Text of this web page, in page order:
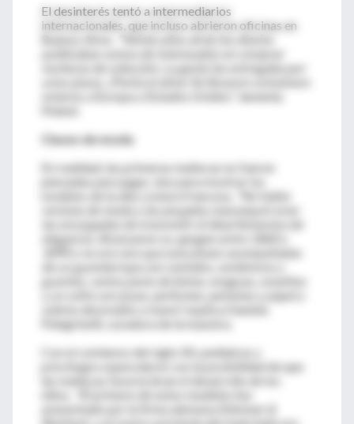
El desinterés tentó a intermediarios
internacionales, que incluso abrieron oficinas en
muñecas de colección. La gente las entregaba por
Clases de moda
En realidad, las primeras muñecas no fueron
pensadas para jugar, sino para mostrar los
"No había
elegancia. Alcanzaron su apogeo entre 1860 y
1890 y no era raro que estuviesen acompañadas
guantes, varios pares de botas, enaguas, corpiños
Con el comienzo del siglo XX, pediatras y
psicólogos especularon con la posibilidad de que
presentado por la firma alemana Kämmer &